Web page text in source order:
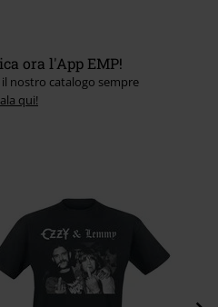
ora l'App EMP!
nostro catalogo sempre
qui!